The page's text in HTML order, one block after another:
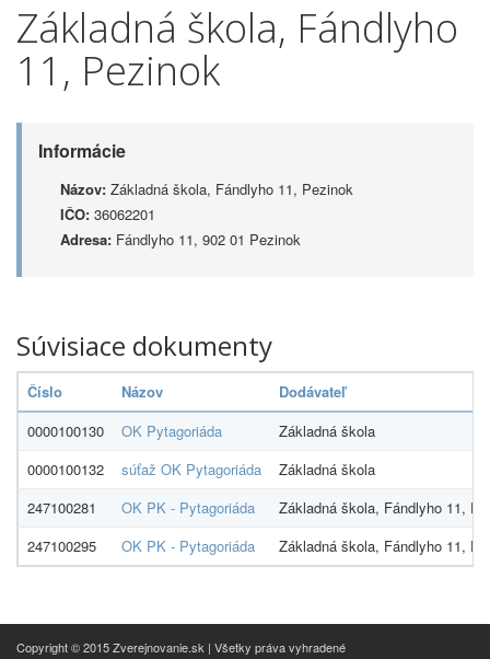
Základná škola, Fándlyho
11, Pezinok
Informácie
Názov: Základná škola, Fándlyho 11, Pezinok
IČO: 36062201
Adresa: Fándlyho 11, 902 01 Pezinok
Súvisiace dokumenty
Číslo Názov
Dodávateľ
0000100130
OK Pytagoriáda
Základná škola
0000100132
súťaž OK Pytagoriáda
Základná škola
247100281
OK PK - Pytagoriáda
Základná škola, Fándlyho 11,
247100295
OK PK - Pytagoriáda Základná škola, Fándlyho 11,
Copyright © 2015 Zverejnovanie.sk | Všetky práva vyhradené